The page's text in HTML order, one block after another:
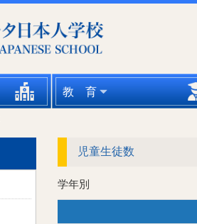
教 育
児童生徒数
学年別